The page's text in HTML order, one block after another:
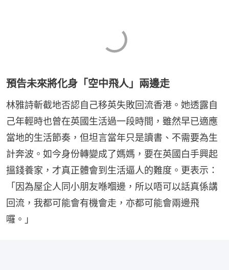
預告未來將化身「空中飛人」兩邊走
林雅詩斬截地否認自己移英失敗回流香港。她透露自
己年輕時也曾在英國生活過一段時間，雖然早已適應
當地的生活節奏，但坦言當年只是讀書、不需要為生
計奔波。如今身份轉變成了媽媽，要在英國白手興起
搵錢養家，才真正體會到生活逼人的難度。更表示：
「因為屋企人同小朋友喺嗰邊，所以唔可以話真係講
回流，我都可能會有機會走，亦都可能會兩邊飛
囉。」